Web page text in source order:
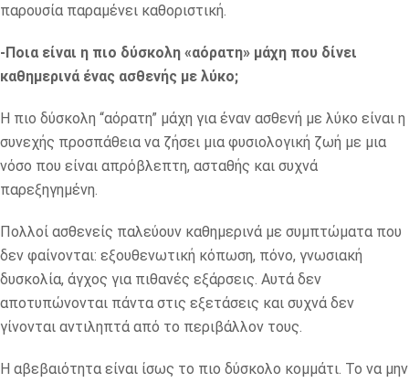
παρουσία παραμένει καθοριστική.
-Ποια είναι η πιο δύσκολη «αόρατη» μάχη που δίνει
καθημερινά ένας ασθενής με λύκο;
Η πιο δύσκολη “αόρατη” μάχη για έναν ασθενή με λύκο είναι η
συνεχής προσπάθεια να ζήσει μια φυσιολογική ζωή με μια
νόσο που είναι απρόβλεπτη, ασταθής και συχνά
παρεξηγημένη.
Πολλοί ασθενείς παλεύουν καθημερινά με συμπτώματα που
δεν φαίνονται: εξουθενωτική κόπωση, πόνο, γνωσιακή
δυσκολία, άγχος για πιθανές εξάρσεις. Αυτά δεν
αποτυπώνονται πάντα στις εξετάσεις και συχνά δεν
γίνονται αντιληπτά από το περιβάλλον τους.
Η αβεβαιότητα είναι ίσως το πιο δύσκολο κομμάτι. Το να μην